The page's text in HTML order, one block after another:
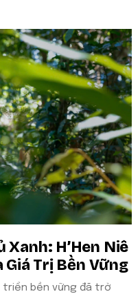
Xanh: H’Hen Niê
Giá Trị Bền Vững
triển bền vững đã trở